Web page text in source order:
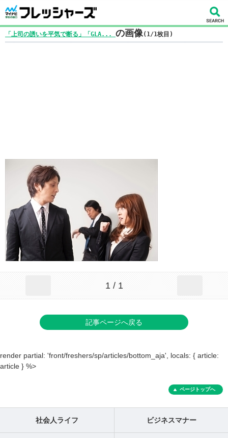
「上司の誘いを平気で断る」「GLA... の画像(1/1枚目)
1 / 1
記事ページへ戻る
render partial: 'front/freshers/sp/articles/bottom_aja', locals: { article:
article } %>
ページトップへ
社会人ライフ ビジネスマナー